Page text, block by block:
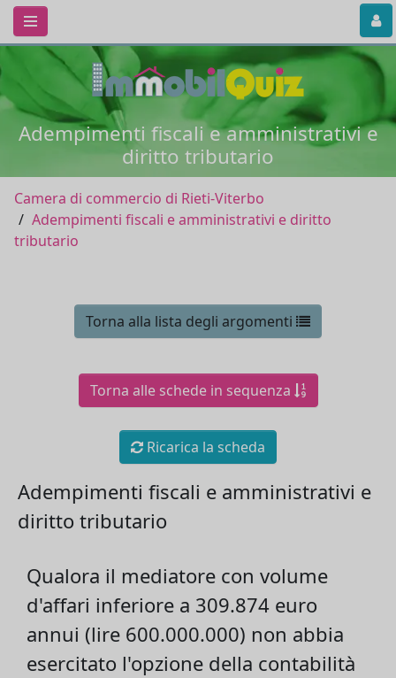
Adempimenti fiscali e amministrativi e
diritto tributario
Camera di commercio di Rieti-Viterbo
Adempimenti fiscali e amministrativi e diritto
tributario
Torna alla lista degli argomenti
Torna alle schede in sequenza
Ricarica la scheda
Adempimenti fiscali e amministrativi e
diritto tributario
Qualora il mediatore con volume
d'affari inferiore a 309.874 euro
annui (lire 600.000.000) non abbia
esercitato l'opzione della contabilità